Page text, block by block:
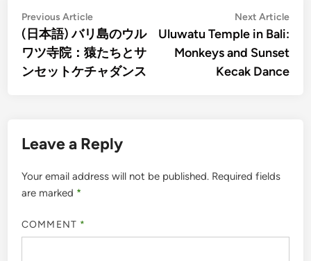
Post
navigation
Previous ArticlePrevious
article:
(日本語) バリ島のウル
ワツ寺院：猿たちとサ
ンセットケチャダンス
Next Article
Uluwatu Temple in Bali:
Monkeys and Sunset
Kecak Dance
Leave a Reply
Your email address will not be published. Required fields
are marked *
COMMENT *